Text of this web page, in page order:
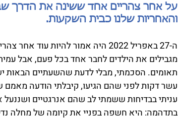
והאחריות שלנו כבית השקעות.
ה-27 באפריל 2022 היה אמור להיות
מגבילים את הילדים לחבר אחד בכל פעם, אבל
תאומים. הסכמתי, מבלי לדעת שהשעתיים הבאות
עשר דקות לפני שהם הגיעו, קיבלתי הודעה
עניתי בבדיחות ששמתי לב שהם אנרגטיים
בתדהמה: היא חשפה בפניי את קיומה של מחלה